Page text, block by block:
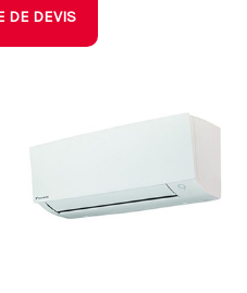
DE DEVIS